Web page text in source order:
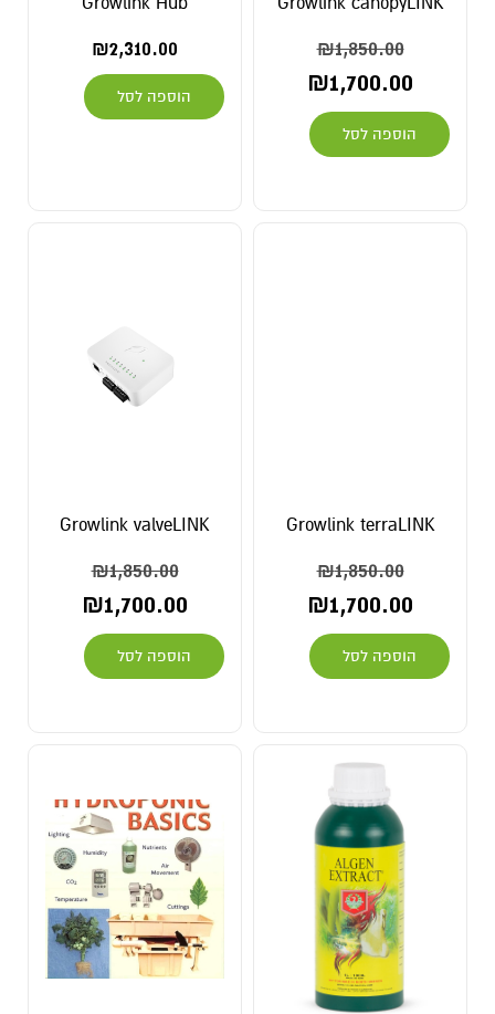
₪1,850.00
₪1,700.00
הוספה לסל
₪2,310.00
הוספה לסל
Growlink terraLINK
₪1,850.00
₪1,700.00
הוספה לסל
Growlink valveLINK
₪1,850.00
₪1,700.00
הוספה לסל